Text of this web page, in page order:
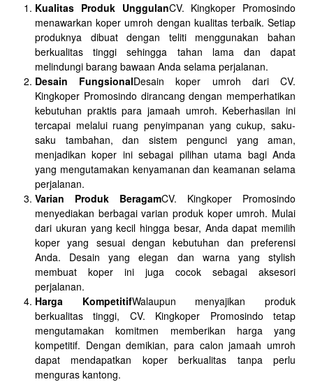
Kualitas Produk UnggulanCV. Kingkoper Promosindo
menawarkan koper umroh dengan kualitas terbaik. Setiap
produknya dibuat dengan teliti menggunakan bahan
berkualitas tinggi sehingga tahan lama dan dapat
melindungi barang bawaan Anda selama perjalanan.
Desain FungsionalDesain koper umroh dari CV.
Kingkoper Promosindo dirancang dengan memperhatikan
kebutuhan praktis para jamaah umroh. Keberhasilan ini
tercapai melalui ruang penyimpanan yang cukup, saku-
saku tambahan, dan sistem pengunci yang aman,
menjadikan koper ini sebagai pilihan utama bagi Anda
yang mengutamakan kenyamanan dan keamanan selama
perjalanan.
Varian Produk BeragamCV. Kingkoper Promosindo
menyediakan berbagai varian produk koper umroh. Mulai
dari ukuran yang kecil hingga besar, Anda dapat memilih
koper yang sesuai dengan kebutuhan dan preferensi
Anda. Desain yang elegan dan warna yang stylish
membuat koper ini juga cocok sebagai aksesori
perjalanan.
Harga KompetitifWalaupun menyajikan produk
berkualitas tinggi, CV. Kingkoper Promosindo tetap
mengutamakan komitmen memberikan harga yang
kompetitif. Dengan demikian, para calon jamaah umroh
dapat mendapatkan koper berkualitas tanpa perlu
menguras kantong.